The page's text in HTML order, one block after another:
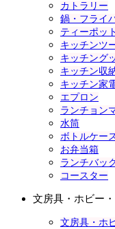
カトラリー
鍋・フライ
ティーポッ
キッチンツ
キッチング
キッチン収
キッチン家
エプロン
ランチョン
水筒
ボトルケー
お弁当箱
ランチバッ
コースター
文房具・ホビー
文房具・ホ